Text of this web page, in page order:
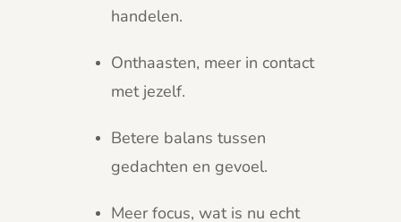
handelen.
Onthaasten, meer in contact
met jezelf.
Betere balans tussen
gedachten en gevoel.
Meer focus, wat is nu echt